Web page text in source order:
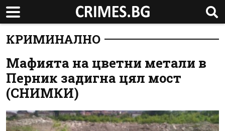
КРИМИНАЛНО
Мафията на цветни метали в
Перник задигна цял мост
(СНИМКИ)